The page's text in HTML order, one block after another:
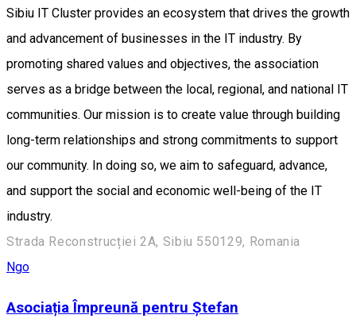
Sibiu IT Cluster provides an ecosystem that drives the growth
and advancement of businesses in the IT industry. By
promoting shared values and objectives, the association
serves as a bridge between the local, regional, and national IT
communities. Our mission is to create value through building
long-term relationships and strong commitments to support
our community. In doing so, we aim to safeguard, advance,
and support the social and economic well-being of the IT
industry.
Strada Reconstrucției 2A, Sibiu 550129, Romania
Ngo
Asociația Împreună pentru Ștefan